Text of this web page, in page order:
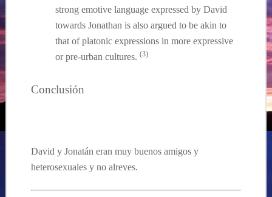
strong emotive language expressed by David
towards Jonathan is also argued to be akin to
that of platonic expressions in more expressive
or pre-urban cultures. (3)
Conclusión
David y Jonatán eran muy buenos amigos y
heterosexuales y no alreves.